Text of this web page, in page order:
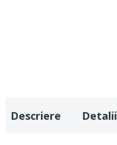
Descriere Detalii